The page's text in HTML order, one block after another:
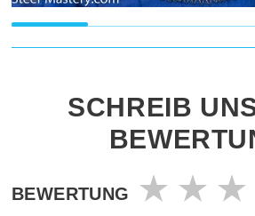
SCHREIB
BEWERTUNG